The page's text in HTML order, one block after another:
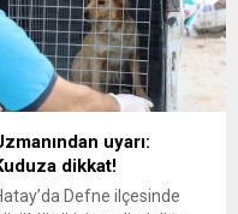
çıkışı konuya ilişkin
yöneltildiği Bakan
Koca, "Hayırlı olur inşallah"
demekle yetindi. Bakan
bu söylemi istifa
daha dauyarı:
dikkat!
Defne ilçesinde